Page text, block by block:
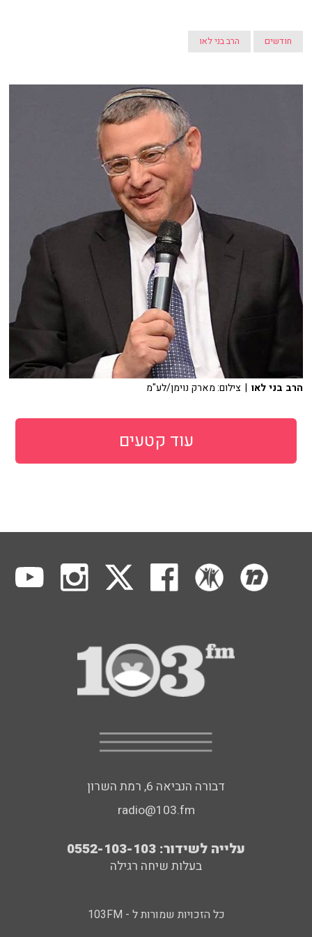
חודשים הרב בני לאו
הרב בני לאו | צילום: מארק נוימן/לע"מ
עוד קטעים
דבורה הנביאה 6, רמת השרון
radio@103.fm
עלייה לשידור: 0552-103-103
בעלות שיחה רגילה
כל הזכויות שמורות ל - 103FM